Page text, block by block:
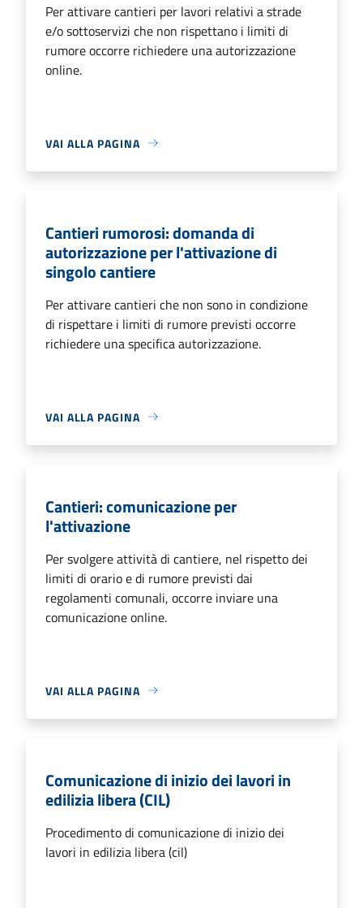
Per attivare cantieri per lavori relativi a strade
e/o sottoservizi che non rispettano i limiti di
rumore occorre richiedere una autorizzazione
online.
VAI ALLA PAGINA
Cantieri rumorosi: domanda di
autorizzazione per l'attivazione di
singolo cantiere
Per attivare cantieri che non sono in condizione
di rispettare i limiti di rumore previsti occorre
richiedere una specifica autorizzazione.
VAI ALLA PAGINA
Cantieri: comunicazione per
l'attivazione
Per svolgere attività di cantiere, nel rispetto dei
limiti di orario e di rumore previsti dai
regolamenti comunali, occorre inviare una
comunicazione online.
VAI ALLA PAGINA
Comunicazione di inizio dei lavori in
edilizia libera (CIL)
Procedimento di comunicazione di inizio dei
lavori in edilizia libera (cil)